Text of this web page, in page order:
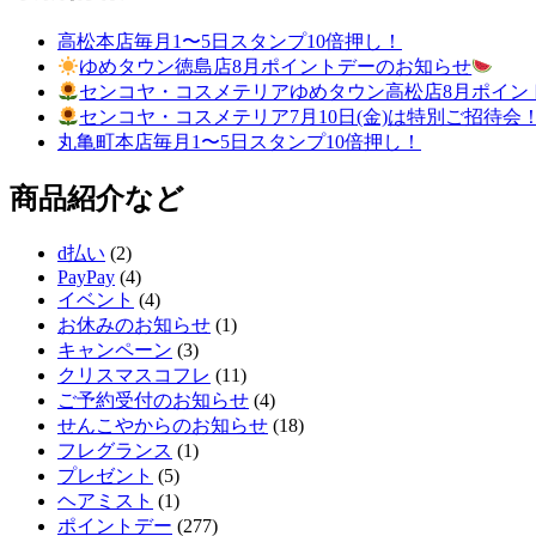
高松本店毎月1〜5日スタンプ10倍押し！
ゆめタウン徳島店8月ポイントデーのお知らせ
センコヤ・コスメテリアゆめタウン高松店8月ポイ
センコヤ・コスメテリア7月10日(金)は特別ご招待会！
丸亀町本店毎月1〜5日スタンプ10倍押し！
商品紹介など
d払い (2)
PayPay (4)
イベント (4)
お休みのお知らせ (1)
キャンペーン (3)
クリスマスコフレ (11)
ご予約受付のお知らせ (4)
せんこやからのお知らせ (18)
フレグランス (1)
プレゼント (5)
ヘアミスト (1)
ポイントデー (277)